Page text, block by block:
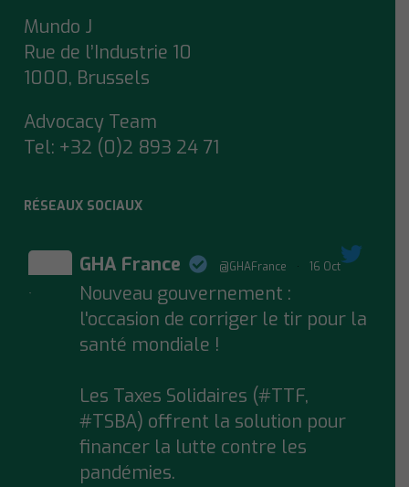
Mundo J
Rue de l’Industrie 10
1000, Brussels
Advocacy Team
Tel: +32 (0)2 893 24 71
RÉSEAUX SOCIAUX
;
GHA France @GHAFrance · 16 Oct
Nouveau gouvernement :
l'occasion de corriger le tir pour la
santé mondiale !
Les Taxes Solidaires (#TTF,
#TSBA) offrent la solution pour
financer la lutte contre les
pandémies.